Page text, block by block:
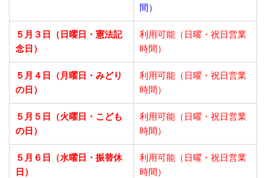
間）
５月３日（日曜日・憲法記
念日）
利用可能（日曜・祝日営業
時間）
５月４日（月曜日・みどり
の日）
利用可能（日曜・祝日営業
時間）
５月５日（火曜日・こども
の日）
利用可能（日曜・祝日営業
時間）
５月６日（水曜日・振替休
日）
利用可能（日曜・祝日営業
時間）